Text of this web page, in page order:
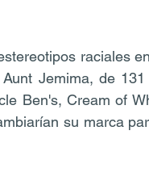
raciales
Jemima, de 131
Ben's, Cream of
su marca